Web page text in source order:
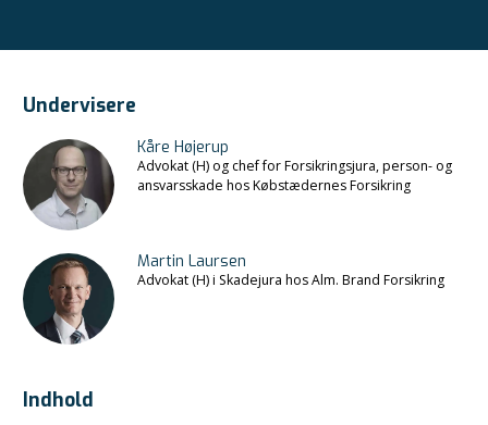
Undervisere
Kåre Højerup
Advokat (H) og chef for Forsikringsjura, person- og
ansvarsskade hos Købstædernes Forsikring
Martin Laursen
Advokat (H) i Skadejura hos Alm. Brand Forsikring
Indhold